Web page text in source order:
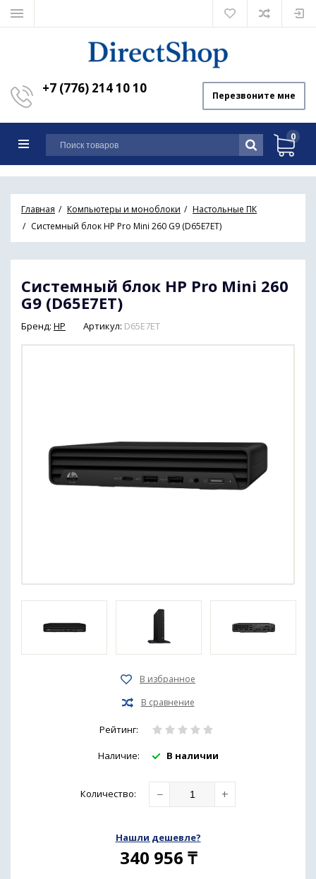
+7 (776) 214 10 10 Перезвоните мне
0
Главная Компьютеры и моноблоки
Настольные ПК
Системный блок HP Pro Mini 260 G9 (D65E7ET)
Системный блок HP Pro Mini 260
G9 (D65E7ET)
Бренд: HP Артикул: D65E7ET
Рейтинг:
Наличие: В наличии
Количество: − +
Нашли дешевле?
340 956 ₸